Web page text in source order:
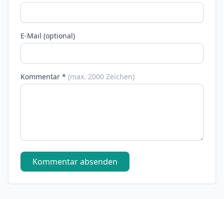
E-Mail (optional)
Kommentar * (max. 2000 Zeichen)
Kommentar absenden